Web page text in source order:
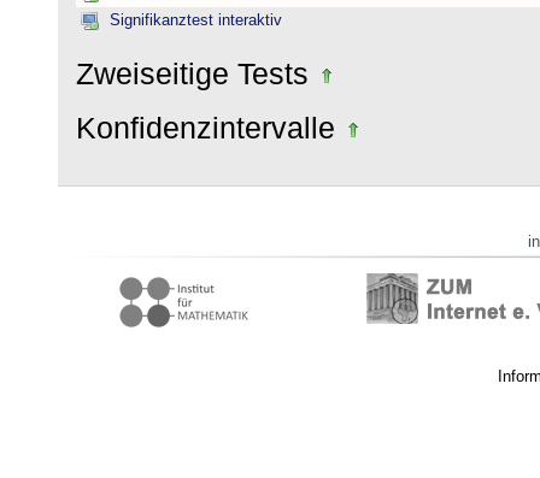
Signifikanztest interaktiv
Zweiseitige Tests
Konfidenzintervalle